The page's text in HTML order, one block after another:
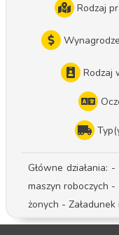
Rodzaj
Rodzaj
Główne działania: - Transport belek, stali, paneli, dźwigów,
maszyn roboczych - Wykorzystanie naczep otwartych / obni
żonych - Załadunek i rozładunek na placach budowy oraz w
zakładach metalowo-